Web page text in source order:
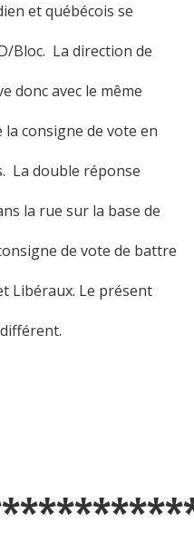
et québécois se
Bloc. La direction de
donc avec le même
consigne de vote en
La double réponse
la rue sur la base de
de vote de battre
Libéraux. Le présent